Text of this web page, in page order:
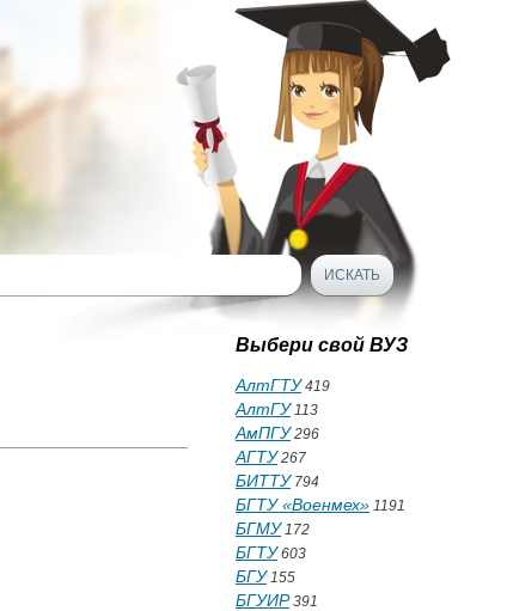
Выбери свой ВУЗ
АлтГТУ419
АлтГУ113
АмПГУ296
АГТУ267
БИТТУ794
БГТУ «Военмех» 1191
БГМУ172
БГТУ603
БГУ155
БГУИР391